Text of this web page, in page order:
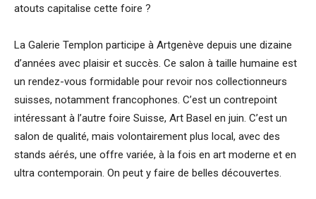
atouts capitalise cette foire ?
La Galerie Templon participe à Artgenève depuis une dizaine
d’années avec plaisir et succès. Ce salon à taille humaine est
un rendez-vous formidable pour revoir nos collectionneurs
suisses, notamment francophones. C’est un contrepoint
intéressant à l’autre foire Suisse, Art Basel en juin. C’est un
salon de qualité, mais volontairement plus local, avec des
stands aérés, une offre variée, à la fois en art moderne et en
ultra contemporain. On peut y faire de belles découvertes.